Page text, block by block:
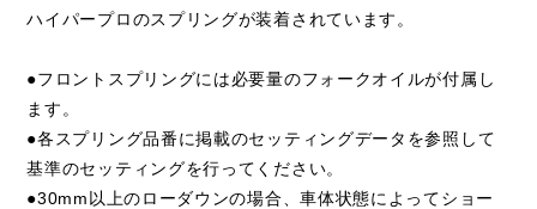
ハイパープロのスプリングが装着されています。
●フロントスプリングには必要量のフォークオイルが付属し
ます。
●各スプリング品番に掲載のセッティングデータを参照して
基準のセッティングを行ってください。
●30mm以上のローダウンの場合、車体状態によってショー